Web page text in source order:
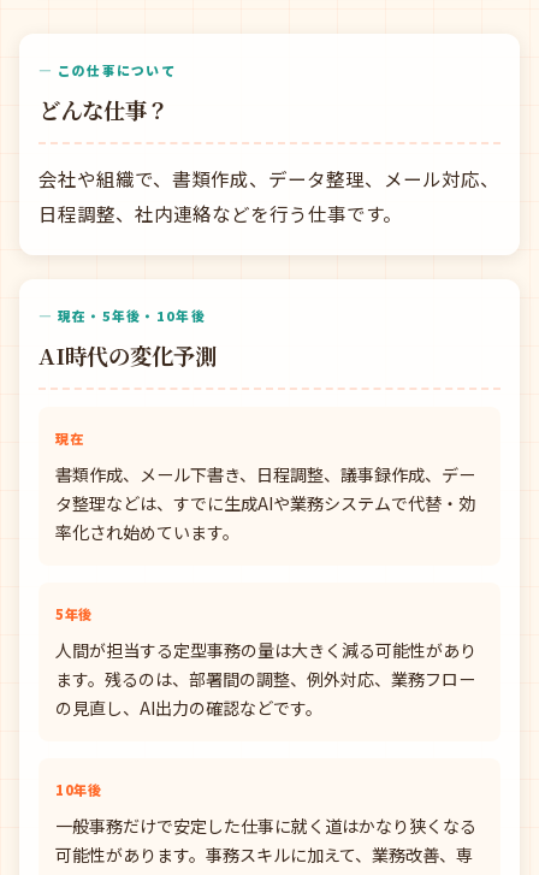
— この仕事について
どんな仕事？
会社や組織で、書類作成、データ整理、メール対応、
日程調整、社内連絡などを行う仕事です。
— 現在・5年後・10年後
AI時代の変化予測
現在
書類作成、メール下書き、日程調整、議事録作成、デー
タ整理などは、すでに生成AIや業務システムで代替・効
率化され始めています。
5年後
人間が担当する定型事務の量は大きく減る可能性があり
ます。残るのは、部署間の調整、例外対応、業務フロー
の見直し、AI出力の確認などです。
10年後
一般事務だけで安定した仕事に就く道はかなり狭くなる
可能性があります。事務スキルに加えて、業務改善、専